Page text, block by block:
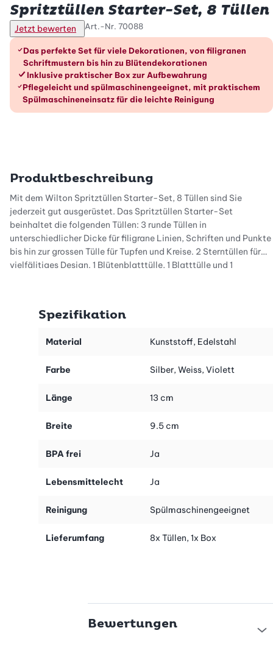
Spritztüllen Starter-Set, 8 Tüllen
Jetzt bewerten Art.-Nr. 70088
Die Vorteile im Überblick
Das perfekte Set für viele Dekorationen, von filigranen
Schriftmustern bis hin zu Blütendekorationen
Inklusive praktischer Box zur Aufbewahrung
Pflegeleicht und spülmaschinengeeignet, mit praktischem
Spülmaschineneinsatz für die leichte Reinigung
Produktbeschreibung
Mit dem Wilton Spritztüllen Starter-Set, 8 Tüllen sind Sie
jederzeit gut ausgerüstet. Das Spritztüllen Starter-Set
beinhaltet die folgenden Tüllen: 3 runde Tüllen in
unterschiedlicher Dicke für filigrane Linien, Schriften und Punkte
bis hin zur grossen Tülle für Tupfen und Kreise. 2 Sterntüllen für
vielfälitiges Design. 1 Blütenblatttülle, 1 Blatttülle und 1
Spezifikation
Material Kunststoff, Edelstahl
Farbe Silber, Weiss, Violett
Länge 13 cm
Breite 9.5 cm
BPA frei Ja
Lebensmittelecht Ja
Reinigung Spülmaschinengeeignet
Lieferumfang 8x Tüllen, 1x Box
Bewertungen